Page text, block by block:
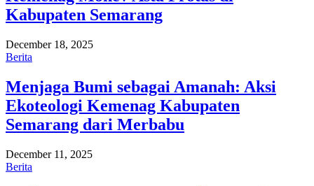
Kabupaten Semarang
December 18, 2025
Berita
Menjaga Bumi sebagai Amanah: Aksi
Ekoteologi Kemenag Kabupaten
Semarang dari Merbabu
December 11, 2025
Berita